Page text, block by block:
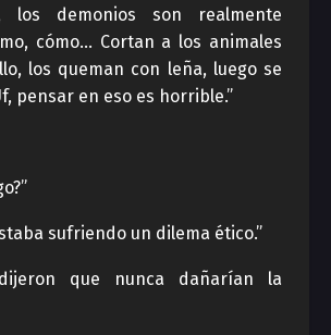
los demonios son realmente
cómo… Cortan a los animales
los queman con leña, luego se
pensar en eso es horrible.”
sufriendo un dilema ético.”
que nunca dañarían la